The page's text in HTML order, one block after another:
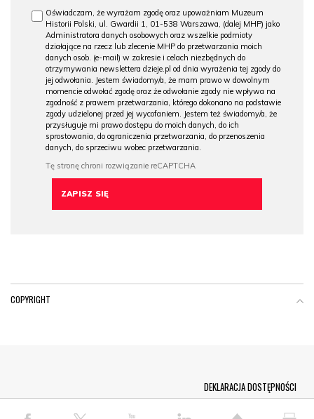
Oświadczam, że wyrażam zgodę oraz upoważniam Muzeum
Historii Polski, ul. Gwardii 1, 01-538 Warszawa, (dalej MHP) jako
Administratora danych osobowych oraz wszelkie podmioty
działające na rzecz lub zlecenie MHP do przetwarzania moich
danych osob. (e-mail) w zakresie i celach niezbędnych do
otrzymywania newslettera dzieje.pl od dnia wyrażenia tej zgody do
jej odwołania. Jestem świadomy/a, że mam prawo w dowolnym
momencie odwołać zgodę oraz że odwołanie zgody nie wpływa na
zgodność z prawem przetwarzania, którego dokonano na podstawie
zgody udzielonej przed jej wycofaniem. Jestem też świadomy/a, że
przysługuje mi prawo dostępu do moich danych, do ich
sprostowania, do ograniczenia przetwarzania, do przenoszenia
danych, do sprzeciwu wobec przetwarzania.
COPYRIGHT
© COPYRIGHT PAP 2026
DEKLARACJA DOSTĘPNOŚCI